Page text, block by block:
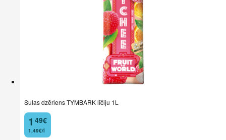
Sulas dzēriens TYMBARK līčiju 1L
1
. 49€
1,49€/l